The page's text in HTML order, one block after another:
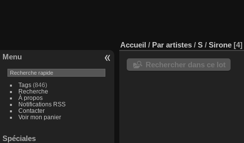
Menu
Tags(846)
Recherche
À propos
Notifications RSS
Contacter
Voir mon panier
Spéciales
Accueil / Par artistes / S / Sirone 4
Rechercher dans ce lot